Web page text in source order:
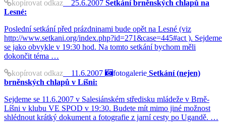
kopírovat odkaz 25.6.2007 Setkání brněnských chlapů na
Lesné:
Poslední setkání před prázdninami bude opět na Lesné (viz
http://www.setkani.org/index.php?id=271&case=445#act ). Sejdeme
se jako obvykle v 19:30 hod. Na tomto setkání bychom měli
dokončit téma …
kopírovat odkaz 11.6.2007 fotogalerie Setkání (nejen)
brněnských chlapů v Líšni:
Sejdeme se 11.6.2007 v Salesiánském středisku mládeže v Brně-
Líšni v klubu VE SPOD v 19:30. Budete mít mimo jiné možnost
shlédnout krátký dokument a fotografie z jarní cesty po Ugandě. …